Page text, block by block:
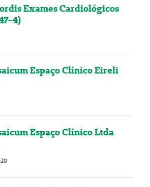
Exames Cardiológicos
4)
Espaço Clínico Eireli
Espaço Clínico Ltda